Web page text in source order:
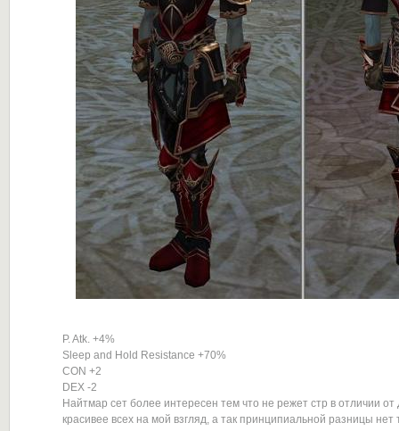
P. Atk. +4%
Sleep and Hold Resistance +70%
CON +2
DEX -2
Найтмар сет более интересен тем что не режет стр в отличии от
красивее всех на мой взгляд, а так принципиальной разницы нет